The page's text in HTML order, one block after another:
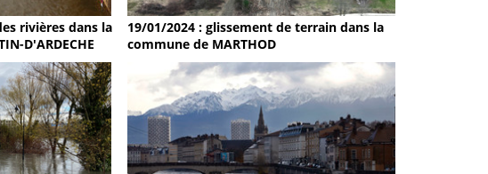
rivières dans la
D'ARDECHE
19/01/2024 : glissement de terrain dans la
commune de MARTHOD